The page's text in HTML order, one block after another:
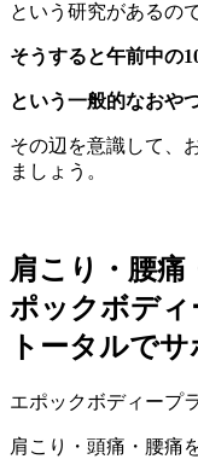
という研究があるので
そうすると午前中の
という一般的なおや
その辺を意識して、
ましょう。
肩こり・腰
ポックボデ
トータルで
エポックボディープ
肩こり・頭痛・腰痛